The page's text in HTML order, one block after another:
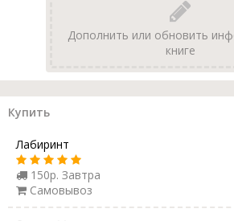
Дополнить или обновить
книге
Купить
Лабиринт
150р. Завтра
Самовывоз